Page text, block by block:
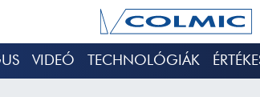
VIDEÓ TECHNOLÓGIÁK